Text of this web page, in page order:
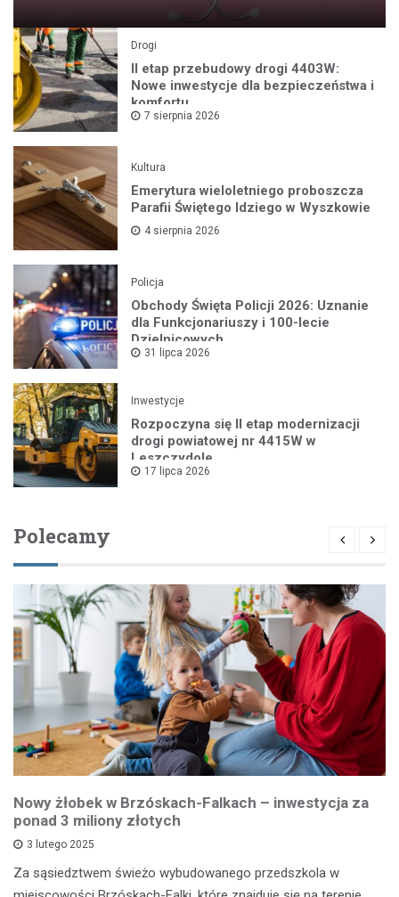
Drogi
II etap przebudowy drogi 4403W:
Nowe inwestycje dla bezpieczeństwa i
komfortu
7 sierpnia 2026
Kultura
Emerytura wieloletniego proboszcza
Parafii Świętego Idziego w Wyszkowie
4 sierpnia 2026
Policja
Obchody Święta Policji 2026: Uznanie
dla Funkcjonariuszy i 100-lecie
Dzielnicowych
31 lipca 2026
Inwestycje
Rozpoczyna się II etap modernizacji
drogi powiatowej nr 4415W w
Leszczydole
17 lipca 2026
Polecamy
Nowy żłobek w Brzóskach-Falkach – inwestycja za
ponad 3 miliony złotych
3 lutego 2025
Za sąsiedztwem świeżo wybudowanego przedszkola w